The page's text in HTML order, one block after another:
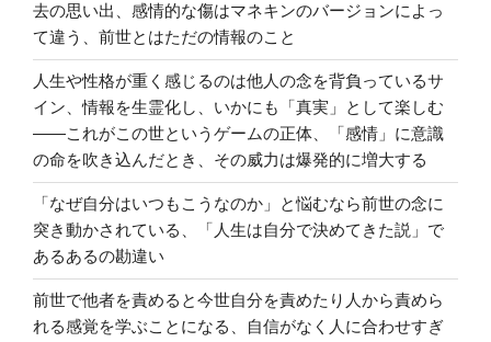
去の思い出、感情的な傷はマネキンのバージョンによっ
て違う、前世とはただの情報のこと
人生や性格が重く感じるのは他人の念を背負っているサ
イン、情報を生霊化し、いかにも「真実」として楽しむ
――これがこの世というゲームの正体、「感情」に意識
の命を吹き込んだとき、その威力は爆発的に増大する
「なぜ自分はいつもこうなのか」と悩むなら前世の念に
突き動かされている、「人生は自分で決めてきた説」で
あるあるの勘違い
前世で他者を責めると今世自分を責めたり人から責めら
れる感覚を学ぶことになる、自信がなく人に合わせすぎ